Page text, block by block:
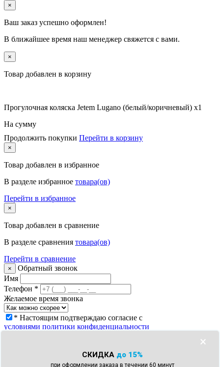
СКИДКА до 15%
при оформлении заказа в течении 60 минут
×
×
Ваш заказ успешно оформлен!
В ближайшее время наш менеджер свяжется с вами.
×
Товар добавлен в корзину
Прогулочная коляска Jetem Lugano (белый/коричневый) x1
На сумму
Продолжить покупки Перейти в корзину
×
Товар добавлен в избранное
В разделе избранное товара(ов)
Перейти в избранное
×
Товар добавлен в сравнение
В разделе сравнения товара(ов)
Перейти в сравнение
×
Обратный звонок
Имя
Телефон *
Желаемое время звонка
* Настоящим подтверждаю согласие с
условиями политики конфиденциальности